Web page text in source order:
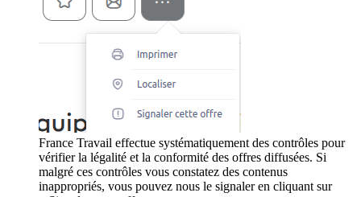
France Travail effectue systématiquement des contrôles pour
vérifier la légalité et la conformité des offres diffusées. Si
malgré ces contrôles vous constatez des contenus
inappropriés, vous pouvez nous le signaler en cliquant sur